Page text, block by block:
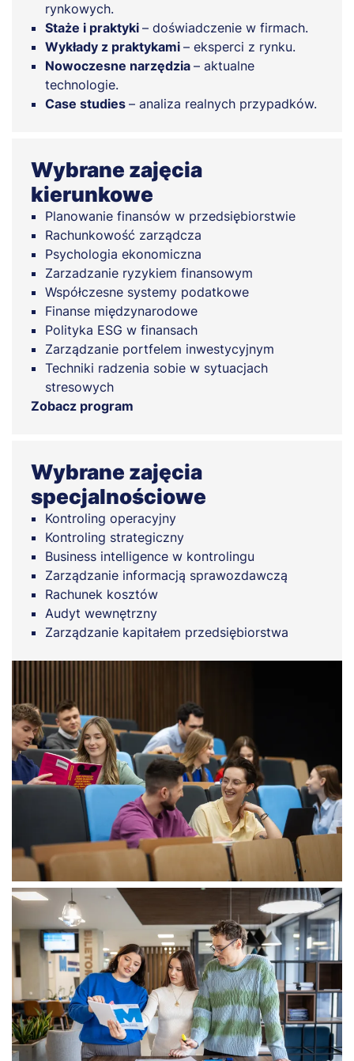
rynkowych.
Staże i praktyki – doświadczenie w firmach.
Wykłady z praktykami – eksperci z rynku.
Nowoczesne narzędzia – aktualne
technologie.
Case studies – analiza realnych przypadków.
Wybrane zajęcia
kierunkowe
Planowanie finansów w przedsiębiorstwie
Rachunkowość zarządcza
Psychologia ekonomiczna
Zarzadzanie ryzykiem finansowym
Współczesne systemy podatkowe
Finanse międzynarodowe
Polityka ESG w finansach
Zarządzanie portfelem inwestycyjnym
Techniki radzenia sobie w sytuacjach
stresowych
Zobacz program
Wybrane zajęcia
specjalnościowe
Kontroling operacyjny
Kontroling strategiczny
Business intelligence w kontrolingu
Zarządzanie informacją sprawozdawczą
Rachunek kosztów
Audyt wewnętrzny
Zarządzanie kapitałem przedsiębiorstwa